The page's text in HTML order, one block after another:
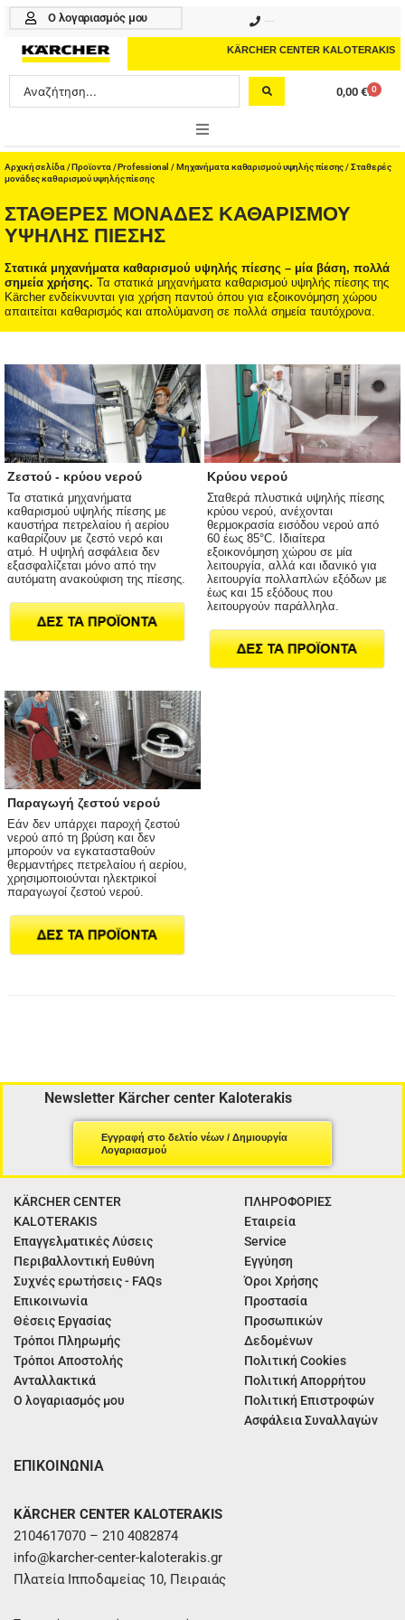
Μετάβαση
περιεχόμενο
Ο λογαριασμός μου
KÄRCHER CENTER KALOTERAKIS
Search
...
0,00 € 0
Cart
ONLINE SHOP
PROFESSIONAL
ΑΞΕΣΟΥΑΡ
ΚΑΘΑΡΙΣΤΙΚΑ
Αρχική σελίδα /Προϊοντα /Professional /Μηχανήματα καθαρισμού υψηλής πίεσης/ Σταθερές
μονάδες καθαρισμού υψηλής πίεσης
ΣΤΑΘΕΡΈΣ ΜΟΝΆΔΕΣ ΚΑΘΑΡΙΣΜΟΎ
ΥΨΗΛΉΣ ΠΊΕΣΗΣ
Στατικά μηχανήματα καθαρισμού υψηλής πίεσης – μία βάση, πολλά
σημεία χρήσης. Τα στατικά μηχανήματα καθαρισμού υψηλής πίεσης της
Kärcher ενδείκνυνται για χρήση παντού όπου για εξοικονόμηση χώρου
απαιτείται καθαρισμός και απολύμανση σε πολλά σημεία ταυτόχρονα.
Ζεστού - κρύου νερού
Τα στατικά μηχανήματα
καθαρισμού υψηλής πίεσης με
καυστήρα πετρελαίου ή αερίου
καθαρίζουν με ζεστό νερό και
ατμό. Η υψηλή ασφάλεια δεν
εξασφαλίζεται μόνο από την
αυτόματη ανακούφιση της πίεσης.
Κρύου νερού
Σταθερά πλυστικά υψηλής πίεσης
κρύου νερού, ανέχονται
θερμοκρασία εισόδου νερού από
60 έως 85°C. Ιδιαίτερα
εξοικονόμηση χώρου σε μία
λειτουργία, αλλά και ιδανικό για
λειτουργία πολλαπλών εξόδων με
έως και 15 εξόδους που
λειτουργούν παράλληλα.
Παραγωγή ζεστού νερού
Εάν δεν υπάρχει παροχή ζεστού
νερού από τη βρύση και δεν
μπορούν να εγκατασταθούν
θερμαντήρες πετρελαίου ή αερίου,
χρησιμοποιούνται ηλεκτρικοί
παραγωγοί ζεστού νερού.
Newsletter Kärcher center Kaloterakis
Εγγραφή στο δελτίο νέων / Δημιουργία
Λογαριασμού
KÄRCHER CENTER
KALOTERAKIS
Επαγγελματικές Λύσεις
Περιβαλλοντική Ευθύνη
Συχνές ερωτήσεις - FAQs
Επικοινωνία
Θέσεις Εργασίας
Τρόποι Πληρωμής
Τρόποι Αποστολής
Ανταλλακτικά
Ο λογαριασμός μου
ΠΛΗΡΟΦΟΡΙΕΣ
Εταιρεία
Service
Εγγύηση
Όροι Χρήσης
Προστασία
Προσωπικών
Δεδομένων
Πολιτική Cookies
Πολιτική Απορρήτου
Πολιτική Επιστροφών
Ασφάλεια Συναλλαγών
ΕΠΙΚΟΙΝΩΝΙΑ
KÄRCHER CENTER KALOTERAKIS
2104617070 – 210 4082874
info@karcher-center-kaloterakis.gr
Πλατεία Ιπποδαμείας 10, Πειραιάς